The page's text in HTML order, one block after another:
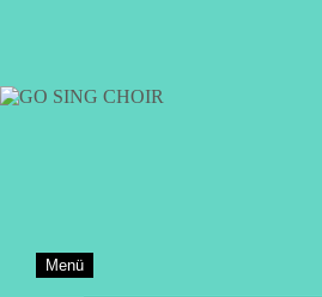
GO SING CHOIR
Menü